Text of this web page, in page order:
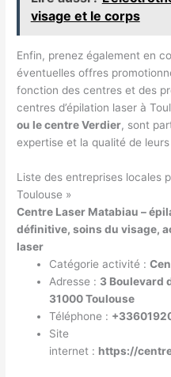
visage et le corps
Enfin, prenez également en
éventuelles offres
fonction des centres et des
centres d’épilation laser à
ou le centre Verdier, sont
expertise et la qualité de
Liste des entreprises locales
Toulouse »
Centre Laser Matabiau –
définitive, soins du visage,
laser
Catégorie activité :
Adresse : 3 Boulevard
31000 Toulouse
Téléphone :
Site
internet : https://